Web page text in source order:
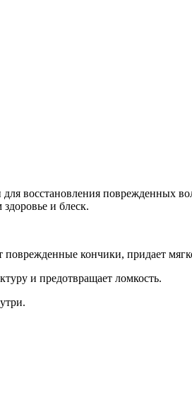
восстановления поврежденных
и блеск.
кончики, придает
и предотвращает ломкость.